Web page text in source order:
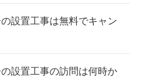
設置工事は無料でキャン
設置工事の訪問は何時か